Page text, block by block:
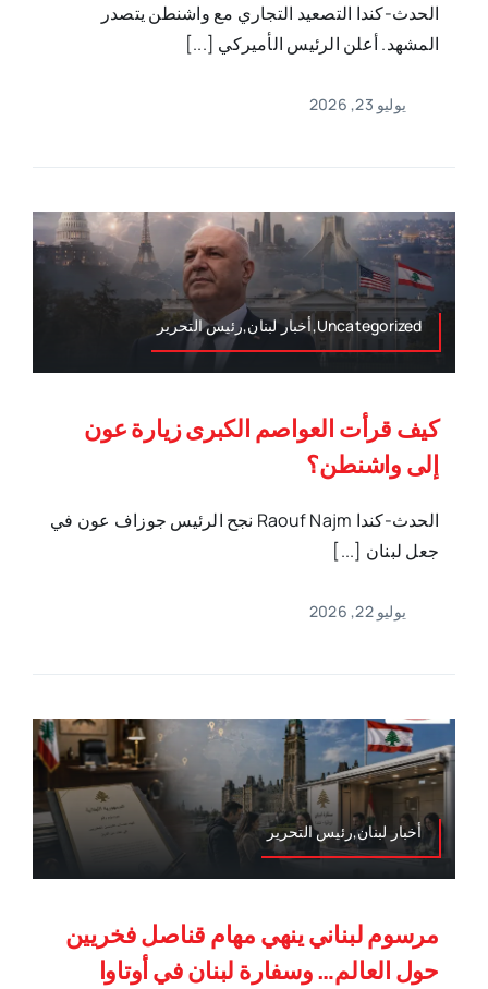
الحدث-كندا التصعيد التجاري مع واشنطن يتصدر
المشهد. أعلن الرئيس الأميركي [...]
يوليو 23, 2026
Uncategorized,أخبار لبنان,رئيس التحرير
كيف قرأت العواصم الكبرى زيارة عون
إلى واشنطن؟
الحدث-كندا Raouf Najm نجح الرئيس جوزاف عون في
جعل لبنان [...]
يوليو 22, 2026
أخبار لبنان,رئيس التحرير
مرسوم لبناني ينهي مهام قناصل فخريين
حول العالم… وسفارة لبنان في أوتاوا